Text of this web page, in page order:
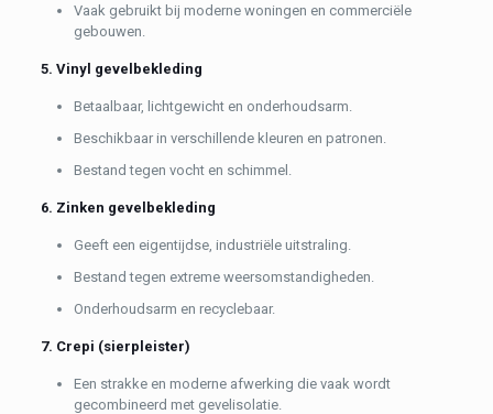
Vaak gebruikt bij moderne woningen en commerciële
gebouwen.
5. Vinyl gevelbekleding
Betaalbaar, lichtgewicht en onderhoudsarm.
Beschikbaar in verschillende kleuren en patronen.
Bestand tegen vocht en schimmel.
6. Zinken gevelbekleding
Geeft een eigentijdse, industriële uitstraling.
Bestand tegen extreme weersomstandigheden.
Onderhoudsarm en recyclebaar.
7. Crepi (sierpleister)
Een strakke en moderne afwerking die vaak wordt
gecombineerd met gevelisolatie.